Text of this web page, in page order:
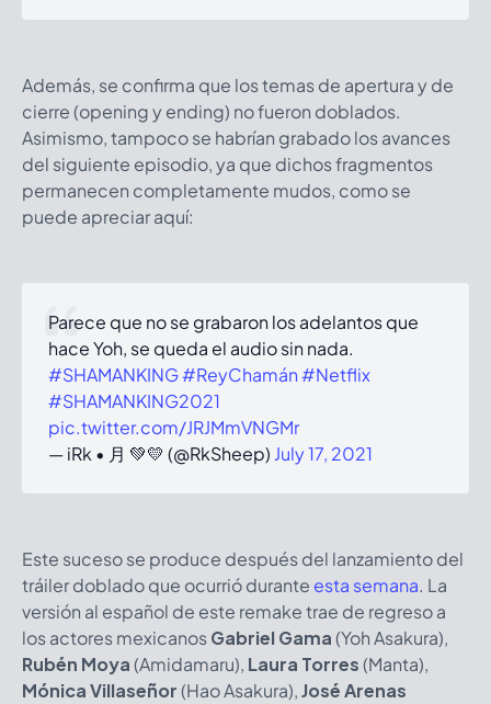
Además, se confirma que los temas de apertura y de
cierre (opening y ending) no fueron doblados.
Asimismo, tampoco se habrían grabado los avances
del siguiente episodio, ya que dichos fragmentos
permanecen completamente mudos, como se
puede apreciar aquí:
Parece que no se grabaron los adelantos que
hace Yoh, se queda el audio sin nada.
#SHAMANKING#ReyChamán#Netflix
#SHAMANKING2021
pic.twitter.com/JRJMmVNGMr
— iRk • 月 💚💛 (@RkSheep) July 17, 2021
Este suceso se produce después del lanzamiento del
tráiler doblado que ocurrió durante esta semana. La
versión al español de este remake trae de regreso a
los actores mexicanosGabriel Gama(Yoh Asakura),
Rubén Moya(Amidamaru), Laura Torres(Manta),
Mónica Villaseñor(Hao Asakura),José Arenas